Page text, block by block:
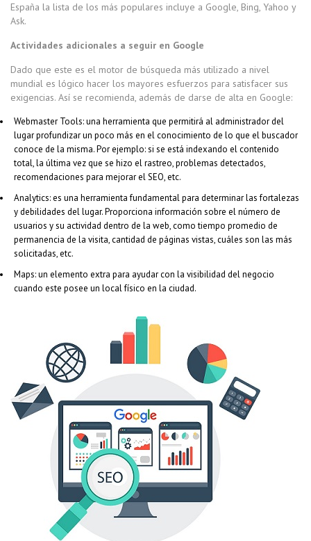
España la lista de los más populares incluye a Google, Bing, Yahoo y
Ask.
Actividades adicionales a seguir en Google
Dado que este es el motor de búsqueda más utilizado a nivel
mundial es lógico hacer los mayores esfuerzos para satisfacer sus
exigencias. Así se recomienda, además de darse de alta en Google:
Webmaster Tools: una herramienta que permitirá al administrador del
lugar profundizar un poco más en el conocimiento de lo que el buscador
conoce de la misma. Por ejemplo: si se está indexando el contenido
total, la última vez que se hizo el rastreo, problemas detectados,
recomendaciones para mejorar el SEO, etc.
Analytics: es una herramienta fundamental para determinar las fortalezas
y debilidades del lugar. Proporciona información sobre el número de
usuarios y su actividad dentro de la web, como tiempo promedio de
permanencia de la visita, cantidad de páginas vistas, cuáles son las más
solicitadas, etc.
Maps: un elemento extra para ayudar con la visibilidad del negocio
cuando este posee un local físico en la ciudad.